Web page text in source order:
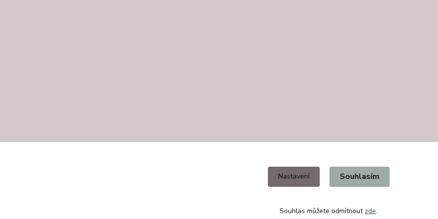
Nastavení Souhlasím
Souhlas můžete odmítnout zde.